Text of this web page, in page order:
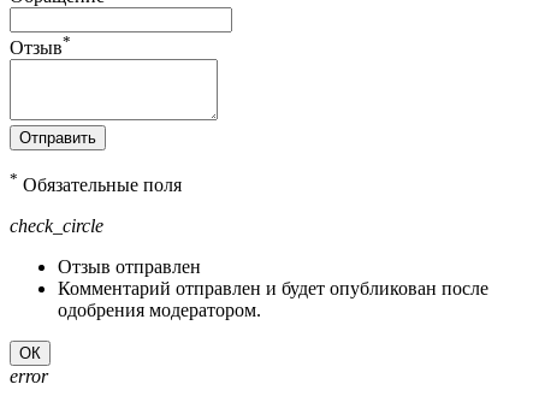
Отзыв*
Отправить
* Обязательные поля
check_circle
Отзыв отправлен
Комментарий отправлен и будет опубликован после
одобрения модератором.
ОК
error